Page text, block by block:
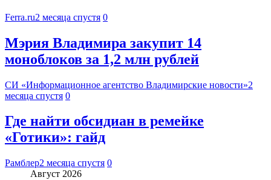
Ferra.ru2 месяца спустя 0
Мэрия Владимира закупит 14
моноблоков за 1,2 млн рублей
СИ «Информационное агентство Владимирские новости»2
месяца спустя 0
Где найти обсидиан в ремейке
«Готики»: гайд
Рамблер2 месяца спустя 0
Август 2026